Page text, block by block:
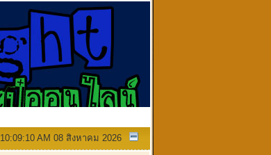
10:09:10 AM 08 สิงหาคม 2026